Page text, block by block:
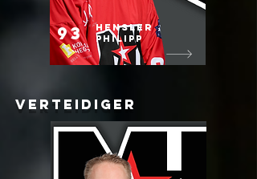
93
Hensler
Philipp
Verteidiger